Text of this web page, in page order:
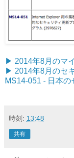
▶︎ 2014年8月のマ
▶︎ 2014年8月のセ
MS14-051 - 日本
時刻: 13:48
共有